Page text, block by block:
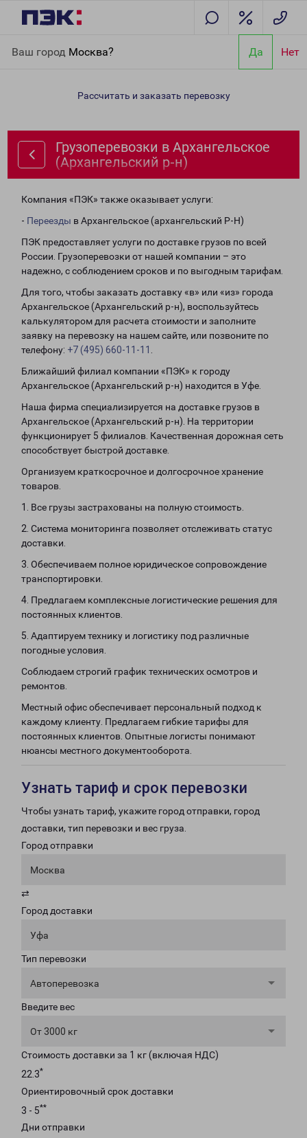
Ваш город Москва? Да Нет
(Архангельский р-н)
Рассчитать и заказать перевозку
Грузоперевозки в Архангельское
(Архангельский р-н)
Компания «ПЭК» также оказывает услуги:
- Переезды в Архангельское (архангельский Р-Н)
ПЭК предоставляет услуги по доставке грузов по всей
России. Грузоперевозки от нашей компании – это
надежно, с соблюдением сроков и по выгодным тарифам.
Для того, чтобы заказать доставку «в» или «из» города
Архангельское (Архангельский р-н), воспользуйтесь
калькулятором для расчета стоимости и заполните
заявку на перевозку на нашем сайте, или позвоните по
телефону: +7 (495) 660-11-11
Ближайший филиал компании «ПЭК» к городу
Архангельское (Архангельский р-н) находится в Уфе.
Наша фирма специализируется на доставке грузов в
Архангельское (Архангельский р-н). На территории
функционирует 5 филиалов. Качественная дорожная сеть
способствует быстрой доставке.
Организуем краткосрочное и долгосрочное хранение
товаров.
1. Все грузы застрахованы на полную стоимость.
2. Система мониторинга позволяет отслеживать статус
доставки.
3. Обеспечиваем полное юридическое сопровождение
транспортировки.
4. Предлагаем комплексные логистические решения для
постоянных клиентов.
5. Адаптируем технику и логистику под различные
погодные условия.
Соблюдаем строгий график технических осмотров и
ремонтов.
Местный офис обеспечивает персональный подход к
каждому клиенту. Предлагаем гибкие тарифы для
постоянных клиентов. Опытные логисты понимают
нюансы местного документооборота.
Узнать тариф и срок перевозки
Чтобы узнать тариф, укажите город отправки, город
доставки, тип перевозки и вес груза.
Город отправки
Москва
⇄
Город доставки
Уфа
Тип перевозки
Автоперевозка
Введите вес
От 3000 кг
Стоимость доставки за 1 кг (включая НДС)
22.3*
Ориентировочный срок доставки
3 - 5**
Дни отправки